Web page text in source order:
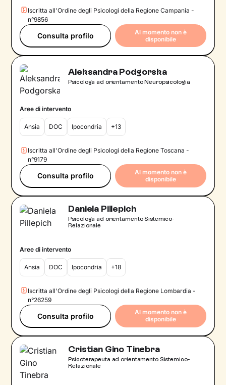
Iscritta all'Ordine degli Psicologi della Regione Campania -
n°9856
Consulta profilo
Al momento non è
disponibile
Aleksandra Podgorska
Psicologa ad orientamento Neuropsicologia
Aree di intervento
Ansia DOC Ipocondria +13
Iscritta all'Ordine degli Psicologi della Regione Toscana -
n°9179
Consulta profilo
Al momento non è
disponibile
Daniela Pillepich
Psicologa ad orientamento Sistemico-
Relazionale
Aree di intervento
Ansia DOC Ipocondria +18
Iscritta all'Ordine degli Psicologi della Regione Lombardia -
n°26259
Consulta profilo
Al momento non è
disponibile
Cristian Gino Tinebra
Psicoterapeuta ad orientamento Sistemico-
Relazionale